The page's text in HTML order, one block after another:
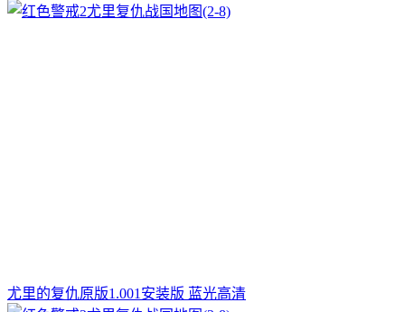
尤里的复仇原版1.001安装版 蓝光高清